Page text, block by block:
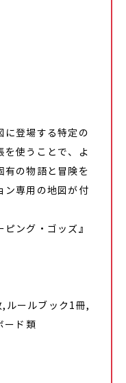
に登場する特定の
を使うことで、よ
有の物語と冒険を
ン専用の地図が付
ング・ゴッズ』
ルールブック1冊,
ード類